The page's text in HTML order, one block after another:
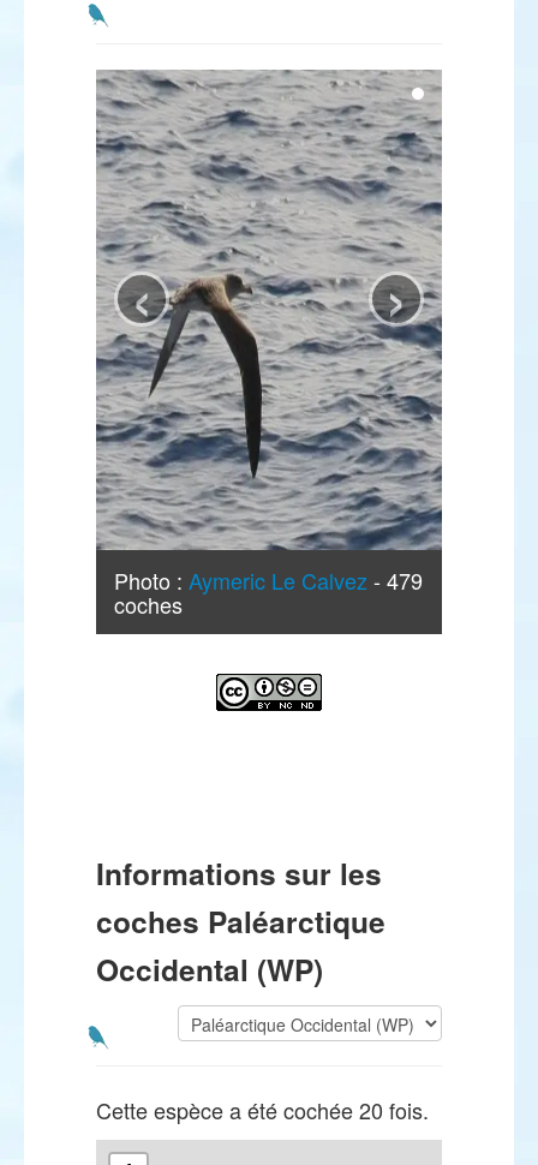
Photo : Aymeric Le Calvez - 479
coches
‹ ›
Informations sur les
coches Paléarctique
Occidental (WP)
Cette espèce a été cochée 20 fois.